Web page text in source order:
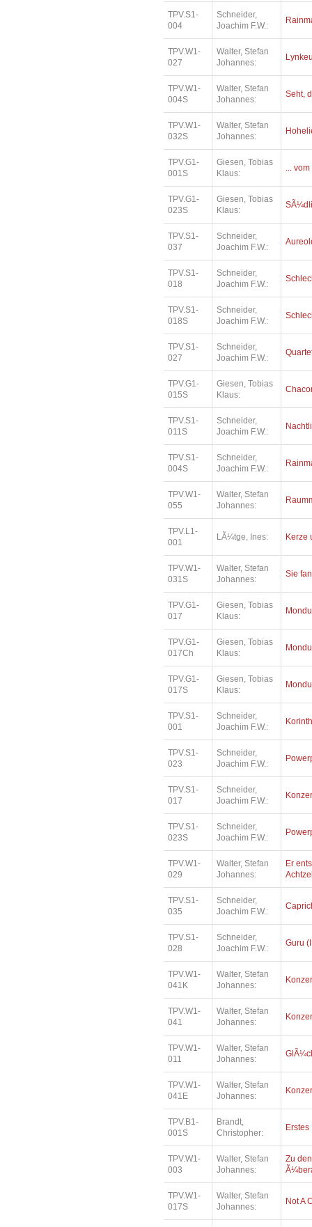
TPV.S1-
004
Schneider,
Joachim F.W.:
TPV.W1-
027
Walter, Stefan
Johannes:
TPV.W1-
004S
Walter, Stefan
Johannes:
Seht,
TPV.W1-
032S
Walter, Stefan
Johannes:
TPV.G1-
001S
Giesen, Tobias
Klaus:
...
TPV.G1-
023S
Giesen, Tobias
Klaus:
TPV.S1-
037
Schneider,
Joachim F.W.:
TPV.S1-
018
Schneider,
Joachim F.W.:
TPV.S1-
018S
Schneider,
Joachim F.W.:
TPV.S1-
027
Schneider,
Joachim F.W.:
TPV.G1-
015S
Giesen, Tobias
Klaus:
TPV.S1-
011S
Schneider,
Joachim F.W.:
TPV.S1-
004S
Schneider,
Joachim F.W.:
TPV.W1-
055
Walter, Stefan
Johannes:
TPV.L1-
001
LÃ¼tge, Ines: Kerze
TPV.W1-
031S
Walter, Stefan
Johannes:
Sie
TPV.G1-
017
Giesen, Tobias
Klaus:
TPV.G1-
017Ch
Giesen, Tobias
Klaus:
TPV.G1-
017S
Giesen, Tobias
Klaus:
TPV.S1-
001
Schneider,
Joachim F.W.:
TPV.S1-
023
Schneider,
Joachim F.W.:
TPV.S1-
017
Schneider,
Joachim F.W.:
TPV.S1-
023S
Schneider,
Joachim F.W.:
TPV.W1-
029
Walter, Stefan
Johannes:
Er
TPV.S1-
035
Schneider,
Joachim F.W.:
TPV.S1-
028
Schneider,
Joachim F.W.:
Guru
TPV.W1-
041K
Walter, Stefan
Johannes:
TPV.W1-
041
Walter, Stefan
Johannes:
TPV.W1-
011
Walter, Stefan
Johannes:
TPV.W1-
041E
Walter, Stefan
Johannes:
TPV.B1-
001S
Brandt,
Christopher:
TPV.W1-
003
Walter, Stefan
Johannes:
Zu
TPV.W1-
017S
Walter, Stefan
Johannes:
Not A